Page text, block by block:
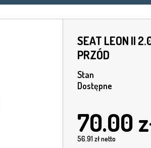
SEAT LEON II
PRZÓD
Stan
Dostępne
70.00
56.91zł netto